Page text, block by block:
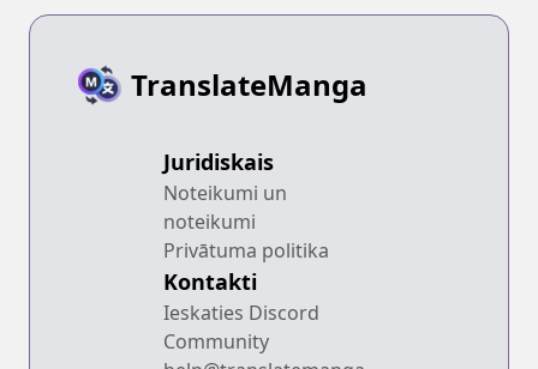
TranslateManga
Juridiskais
Noteikumi un
noteikumi
Privātuma politika
Kontakti
Ieskaties Discord
Community